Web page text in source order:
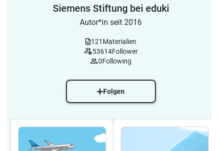
Siemens Stiftung bei eduki
Autor*in seit 2016
121 Materialien
53614Follower
0Following
Folgen